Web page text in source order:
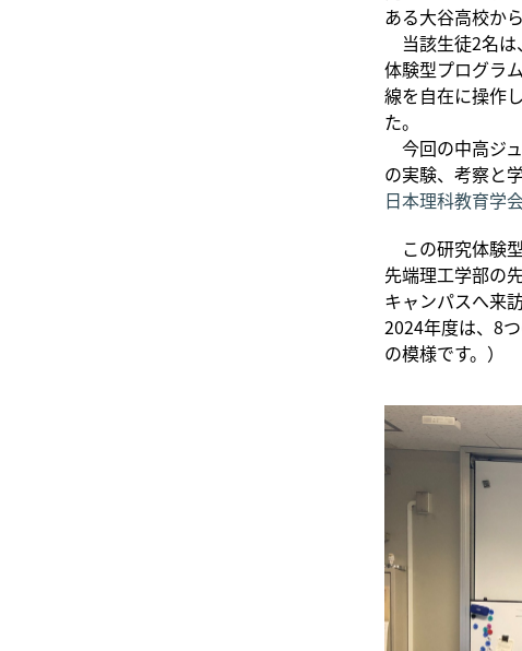
ある大谷高校か
当該生徒2名は
体験型プログラ
線を自在に操作
た。
今回の中高ジ
の実験、考察と
日本理科教育学
この研究体験
先端理工学部の
キャンパスへ来
2024年度は、8
の模様です。）